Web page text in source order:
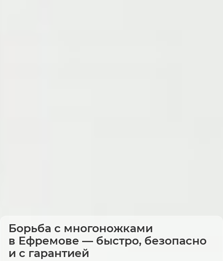
Борьба с многоножками
в Ефремове — быстро, безопасно
и с гарантией